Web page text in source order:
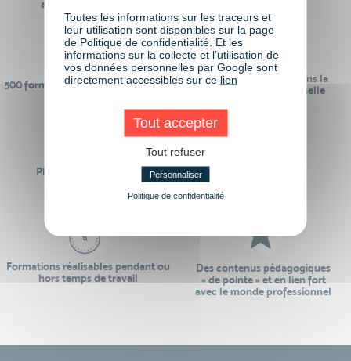
anciens participants
500 formations pour se préparer au
24 ans d'expérience dans la
formation professionnelle
Plus de 50 formations
Formations réalisables pendant ou
hors temps de travail
Des contenus pédagogiques
« de pointe » et en lien fort
avec le monde professionnel
Toutes les informations sur les traceurs et
leur utilisation sont disponibles sur la page
de Politique de confidentialité. Et les
informations sur la collecte et l’utilisation de
vos données personnelles par Google sont
directement accessibles sur ce lien
Tout accepter
Tout refuser
Personnaliser
Politique de confidentialité